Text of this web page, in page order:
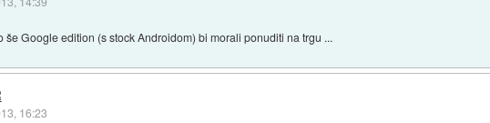
še Google edition (s stock Androidom) bi morali ponuditi na trgu ...
16:23